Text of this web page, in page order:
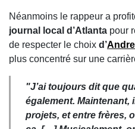
Néanmoins le rappeur a
journal local d’Atlanta pour
de respecter le choix d’
plus concentré sur une
"J’ai toujours dit que
également. Maintenant,
projets, et entre frères,